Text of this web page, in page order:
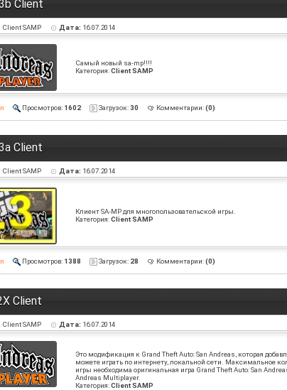
Client
Client SAMP Дата: 16.07.2014
Самый новый sa-mp!!!!
Категория:Client SAMP
Просмотров: 1602 Загрузок:30 Комментарии:(0)
Client
Client SAMP Дата: 16.07.2014
Клиент SA-MP для многопользовательской игры.
Категория:Client SAMP
Просмотров: 1388 Загрузок: 28 Комментарии:(0)
Client
Client SAMP Дата: 16.07.2014
Это модификация к Grand Theft Auto: San Andreas, которая
можете играть по интернету, локальной сети. Максимальное
игры необходима оригинальная игра Grand Theft Auto: San
Andreas Multiplayer.
Категория:Client SAMP